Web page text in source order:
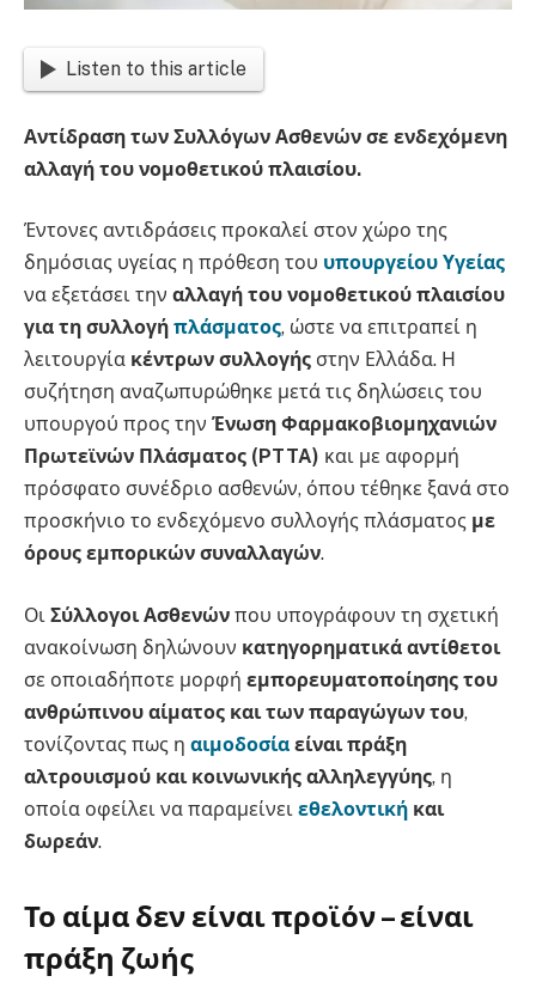
Listen to this article
Αντίδραση των Συλλόγων Ασθενών σε ενδεχόμενη
αλλαγή του νομοθετικού πλαισίου.
Έντονες αντιδράσεις προκαλεί στον χώρο της
δημόσιας υγείας η πρόθεση του υπουργείου Υγείας
να εξετάσει την αλλαγή του νομοθετικού πλαισίου
για τη συλλογή πλάσματος, ώστε να επιτραπεί η
λειτουργία κέντρων συλλογής στην Ελλάδα. Η
συζήτηση αναζωπυρώθηκε μετά τις δηλώσεις του
υπουργού προς την Ένωση Φαρμακοβιομηχανιών
Πρωτεϊνών Πλάσματος (PTTA) και με αφορμή
πρόσφατο συνέδριο ασθενών, όπου τέθηκε ξανά στο
προσκήνιο το ενδεχόμενο συλλογής πλάσματος με
όρους εμπορικών συναλλαγών.
Οι Σύλλογοι Ασθενών που υπογράφουν τη σχετική
ανακοίνωση δηλώνουν κατηγορηματικά αντίθετοι
σε οποιαδήποτε μορφή εμπορευματοποίησης του
ανθρώπινου αίματος και των παραγώγων του,
τονίζοντας πως η αιμοδοσία είναι πράξη
αλτρουισμού και κοινωνικής αλληλεγγύης, η
οποία οφείλει να παραμείνει εθελοντική και
δωρεάν.
Το αίμα δεν είναι προϊόν – είναι
πράξη ζωής